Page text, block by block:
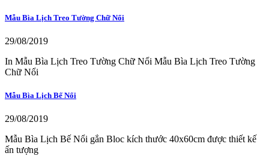
Mẫu Bìa Lịch Treo Tường Chữ Nổi
29/08/2019
In Mẫu Bìa Lịch Treo Tường Chữ Nổi Mẫu Bìa Lịch Treo Tường
Chữ Nổi
Mẫu Bìa Lịch Bế Nổi
29/08/2019
Mẫu Bìa Lịch Bế Nổi gắn Bloc kích thước 40x60cm được thiết kế
ấn tượng